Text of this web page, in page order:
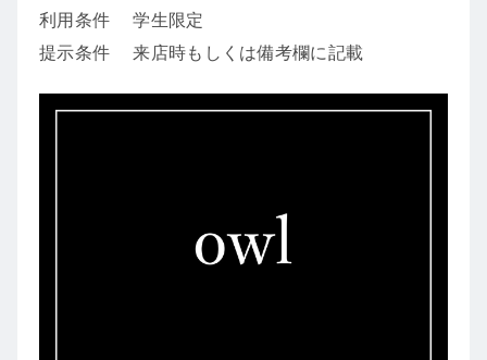
利用条件
学生限定
提示条件
来店時もしくは備考欄に記載